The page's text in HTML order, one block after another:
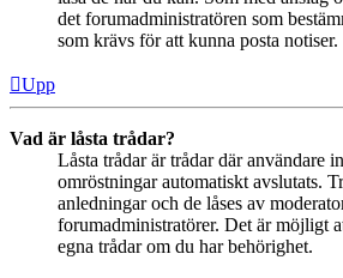
det forumadministratören som
som krävs för att kunna posta notiser.
Upp
Vad är låsta trådar?
Låsta trådar är trådar där användare
omröstningar automatiskt avslutats.
anledningar och de låses av
forumadministratörer. Det är möjligt
egna trådar om du har behörighet.